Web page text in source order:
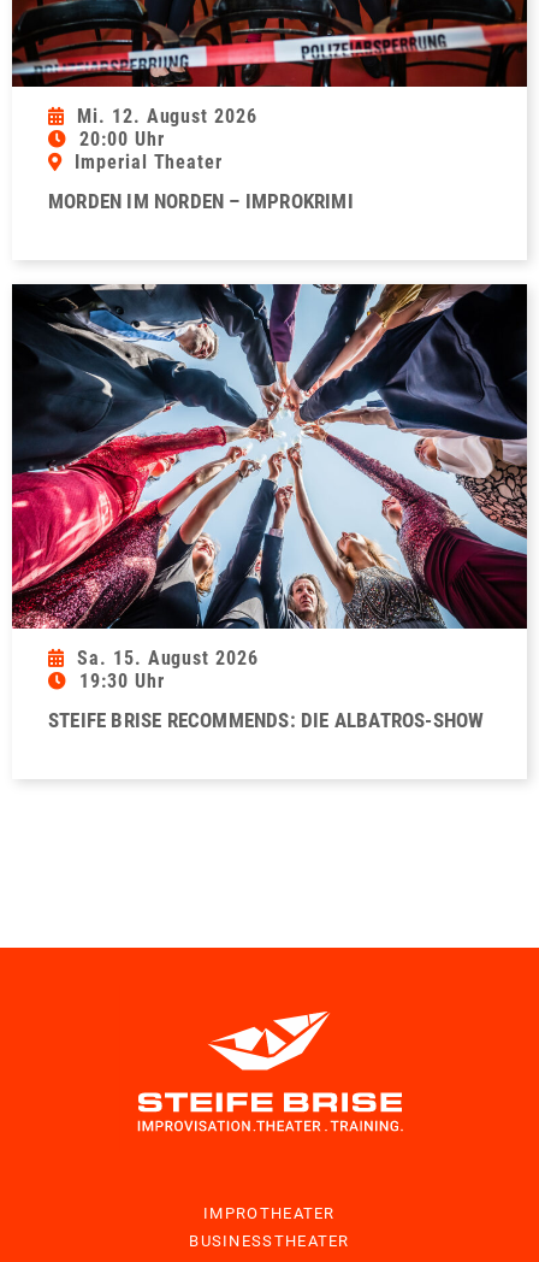
Mi. 12. August 2026
20:00 Uhr
Imperial Theater
MORDEN IM NORDEN – IMPROKRIMI
Sa. 15. August 2026
19:30 Uhr
STEIFE BRISE RECOMMENDS: DIE ALBATROS-SHOW
IMPROTHEATER
BUSINESSTHEATER